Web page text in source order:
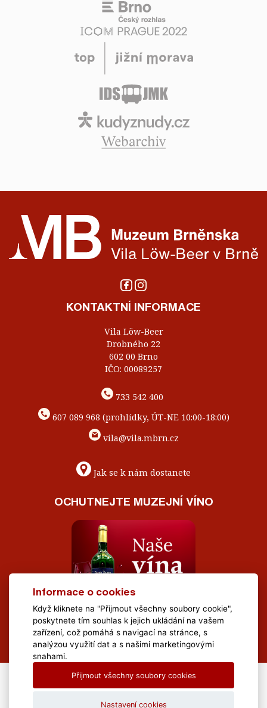
KONTAKTNÍ INFORMACE
Vila Löw-Beer
Drobného 22
602 00 Brno
IČO: 00089257
733 542 400
607 089 968 (prohlídky, ÚT-NE 10:00-18:00)
vila@vila.mbrn.cz
Jak se k nám dostanete
OCHUTNEJTE MUZEJNÍ VÍNO
All Rights Reserved Muzeum Brněnska © 2020, Webdesign by
Informace o cookies
Když kliknete na "Přijmout všechny soubory cookie",
poskytnete tím souhlas k jejich ukládání na vašem
zařízení, což pomáhá s navigací na stránce, s
analýzou využití dat a s našimi marketingovými
snahami.
Přijmout všechny soubory cookies
Nastavení cookies